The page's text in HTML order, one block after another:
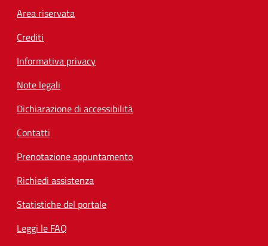
Footer menu
Area riservata
Crediti
Informativa privacy
Note legali
Dichiarazione di accessibilità
Contatti
Prenotazione appuntamento
Richiedi assistenza
Statistiche del portale
Leggi le FAQ